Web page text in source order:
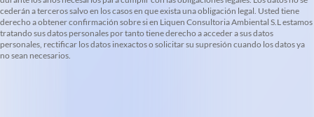
cederán a terceros salvo en los casos en que exista una obligación legal. Usted tiene
derecho a obtener confirmación sobre si en Liquen Consultoria Ambiental S.L estamos
tratando sus datos personales por tanto tiene derecho a acceder a sus datos
personales, rectificar los datos inexactos o solicitar su supresión cuando los datos ya
no sean necesarios.